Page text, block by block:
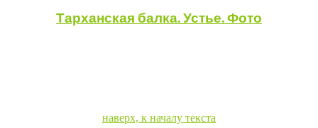
Тарханская балка. Устье. Фото
наверх, к началу текста